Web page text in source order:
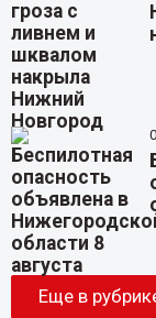
Еще в